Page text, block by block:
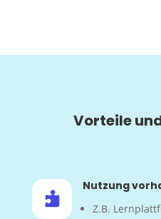
Vorteile

Nutzung
Z.B.